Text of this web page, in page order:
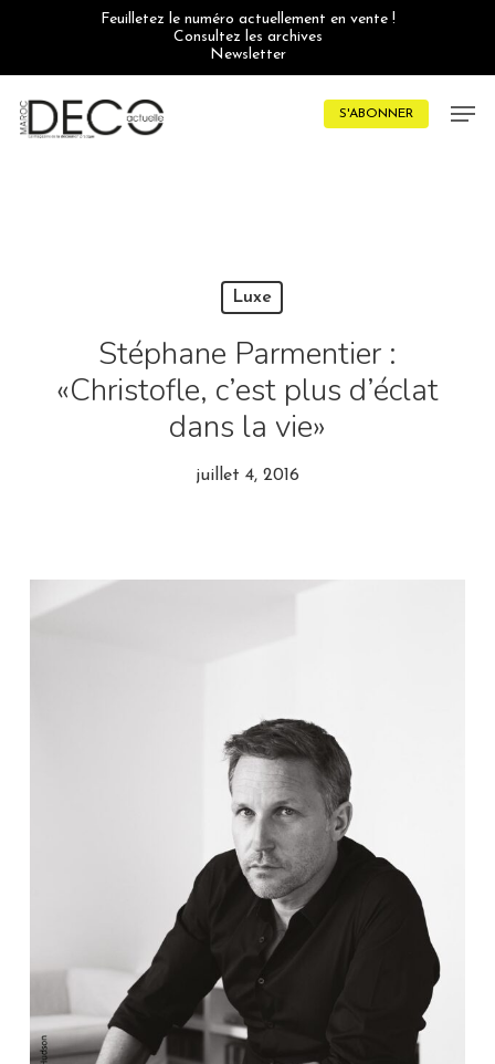
Feuilletez le numéro actuellement en vente !
Consultez les archives
Newsletter
S'ABONNER
Luxe
Stéphane Parmentier :
«Christofle, c’est plus d’éclat
dans la vie»
juillet 4, 2016